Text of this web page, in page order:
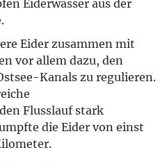
Eiderwasser aus der
Eider zusammen mit
vor allem dazu, den
Kanals zu regulieren.
Flusslauf stark
die Eider von einst